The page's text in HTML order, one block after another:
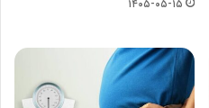
۱۴۰۵-۰۵-۱۵